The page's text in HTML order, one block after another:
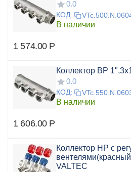
0.0
КОД:
В наличии
1 574.00 Р
Коллектор ВР
0.0
КОД:
В наличии
1 606.00 Р
Коллектор НР с
VALTEC